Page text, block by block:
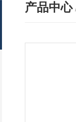
产品中心